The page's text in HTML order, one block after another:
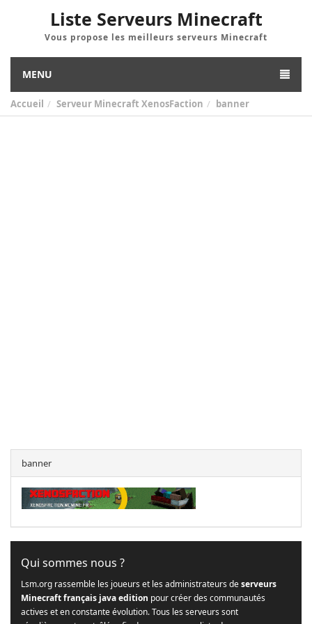
Liste Serveurs Minecraft
Vous propose les meilleurs serveurs Minecraft
MENU
Accueil Serveur Minecraft XenosFaction banner
banner
Qui sommes nous ?
Lsm.org rassemble les joueurs et les administrateurs deserveurs
Minecraft français java edition pour créer des communautés
actives et en constante évolution. Tous les serveurs sont